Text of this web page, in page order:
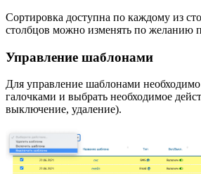
Сортировка доступна по каждому из
столбцов можно изменять по желанию
Управление шаблонами
Для управление шаблонами
галочками и выбрать необходимое
выключение, удаление).